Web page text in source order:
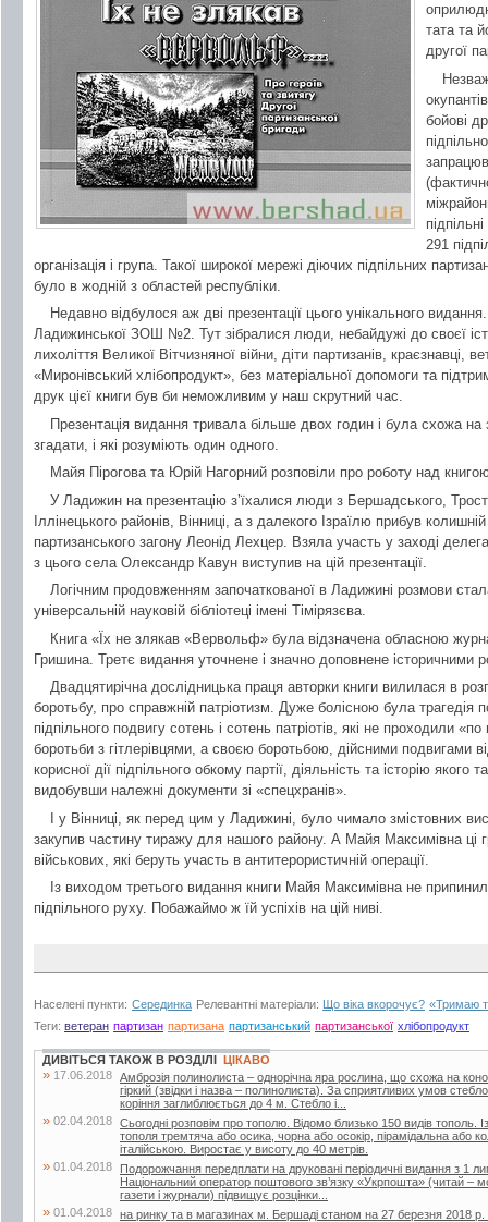
тата та
другої
бойові
291
організація і група. Такої широкої мережі діючих підпільних
було в жодній з областей республіки.
Недавно відбулося аж дві презентації цього унікального
Ладижинської ЗОШ №2. Тут зібралися люди, небайдужі до своєї
лихоліття Великої Вітчизняної війни, діти партизанів, краєзнавці,
«Миронівський хлібопродукт», без матеріальної допомоги та
друк цієї книги був би неможливим у наш скрутний час.
Презентація видання тривала більше двох годин і була схожа на
згадати, і які розуміють один одного.
Майя Пірогова та Юрій Нагорний розповіли про роботу над
У Ладижин на презентацію з’їхалися люди з Бершадського,
Іллінецького районів, Вінниці, а з далекого Ізраїлю прибув
партизанського загону Леонід Лехцер. Взяла участь у заході
з цього села Олександр Кавун виступив на цій презентації.
Логічним продовженням започаткованої в Ладижині розмови
універсальній науковій бібліотеці імені Тімірязєва.
Книга «Їх не злякав «Вервольф» була відзначена обласною
Гришина. Третє видання уточнене і значно доповнене історичними
Двадцятирічна дослідницька праця авторки книги вилилася в
боротьбу, про справжній патріотизм. Дуже болісною була трагедія
підпільного подвигу сотень і сотень патріотів, які не проходили
боротьби з гітлерівцями, а своєю боротьбою, дійсними подвигами
корисної дії підпільного обкому партії, діяльність та історію
видобувши належні документи зі «спецхранів».
І у Вінниці, як перед цим у Ладижині, було чимало змістовних
закупив частину тиражу для нашого району. А Майя Максимівна ці
військових, які беруть участь в антитерористичній операції.
Із виходом третього видання книги Майя Максимівна не
підпільного руху. Побажаймо ж їй успіхів на цій ниві.
Населені пункти: Серединка Релевантні матеріали: Що віка вкорочує? «Тримаю
Теги: ветеран партизан партизана партизанський партизанської хлібопродукт
ДИВІТЬСЯ ТАКОЖ В РОЗДІЛІ ЦІКАВО
» 17.06.2018 Амброзія полинолиста – однорічна яра рослина, що схожа на
гіркий (звідки і назва – полинолиста). За сприятливих умов
коріння заглиблюється до 4 м. Стебло і...
» 02.04.2018 Сьогодні розповім про тополю. Відомо близько 150 видів тополь.
тополя тремтяча або осика, чорна або осокір, пірамідальна
італійською. Виростає у висоту до 40 метрів.
» 01.04.2018
Подорожчання передплати на друковані періодичні видання з 1
Національний оператор поштового зв’язку «Укрпошта» (читай –
газети і журнали) підвищує розцінки...
» 01.04.2018 на ринку та в магазинах м. Бершаді станом на 27 березня 2018 р.